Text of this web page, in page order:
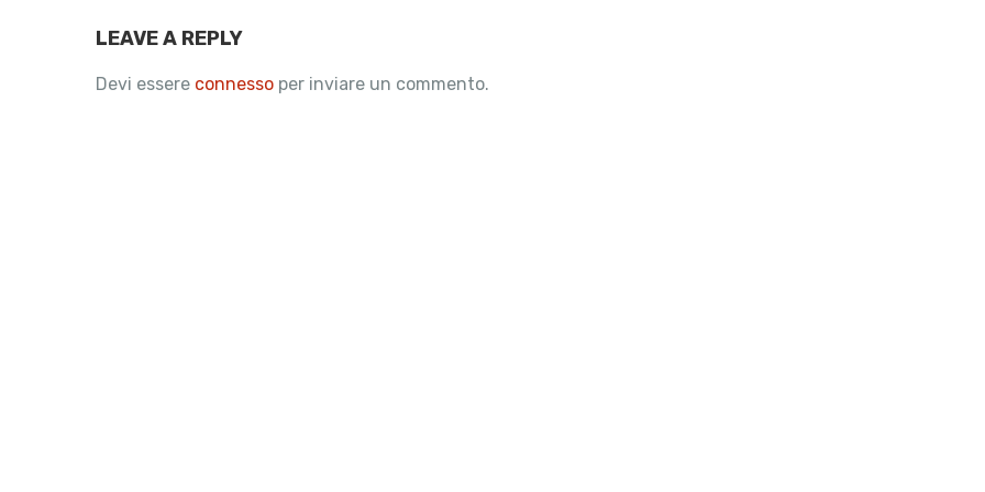
LEAVE A REPLY
Devi essere connesso per inviare un commento.